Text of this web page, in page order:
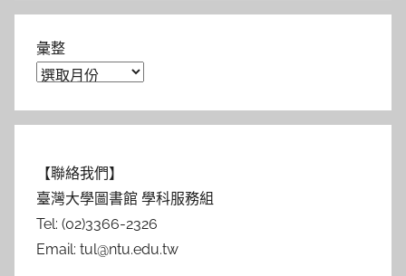
彙整
【聯絡我們】
臺灣大學圖書館 學科服務組
Tel: (02)3366-2326
Email: tul@ntu.edu.tw